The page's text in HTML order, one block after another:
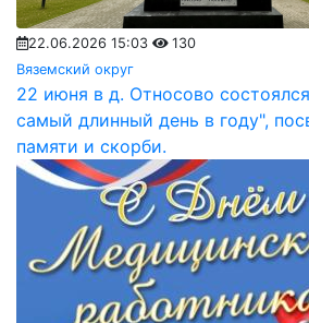
22.06.2026 15:03
130
Вяземский округ
22 июня в д. Относово
самый длинный день в году",
памяти и скорби.